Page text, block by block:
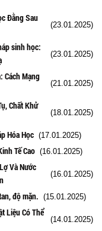
Đằng Sau
(23.01.2025)
sinh học:
(23.01.2025)
Cách Mạng
(21.01.2025)
Chất Khử
(18.01.2025)
Hóa Học (17.01.2025)
Tế Cao (16.01.2025)
Và Nước
(16.01.2025)
độ mặn. (15.01.2025)
Liệu Có Thể
(14.01.2025)